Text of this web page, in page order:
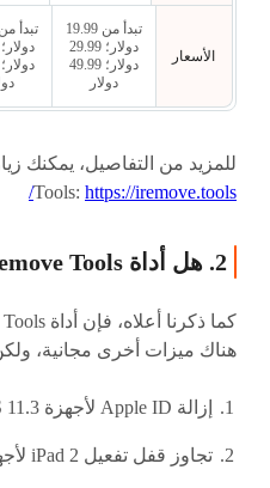
الأسعار
تبدأ من 19.99
دولار؛ 29.99
دولار؛ 49.99
دولار
Tools: https://iremove.tools/
2. هل أداة iRemove Tools مجانية؟
هناك ميزات أخرى مجانية،
إزالة Apple ID لأجهزة iOS 11.3 وما دون
تجاوز قفل تفعيل iPad 2 لأجهزة iOS 7 و10